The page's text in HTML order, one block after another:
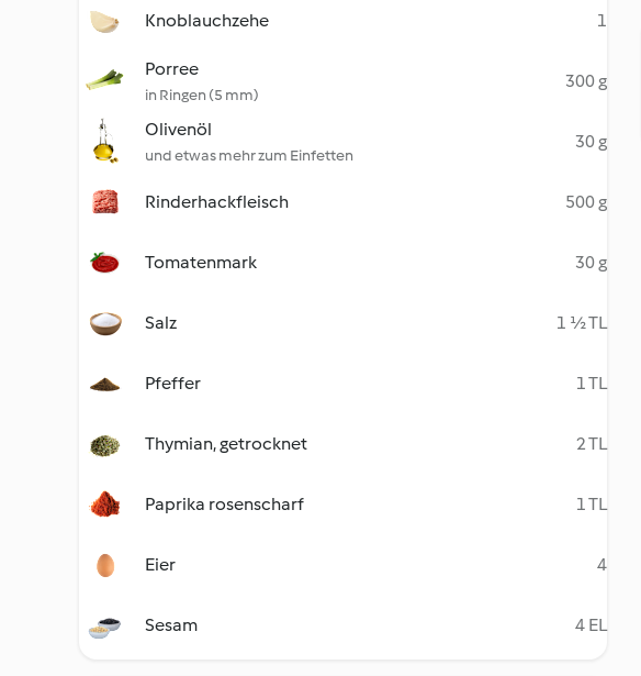
Knoblauchzehe 1
Porree
in Ringen (5 mm)
300 g
Olivenöl
und etwas mehr zum Einfetten
30 g
Rinderhackfleisch 500 g
Tomatenmark 30 g
Salz 1 ½ TL
Pfeffer 1 TL
Thymian, getrocknet 2 TL
Paprika rosenscharf 1 TL
Eier 4
Sesam 4 EL